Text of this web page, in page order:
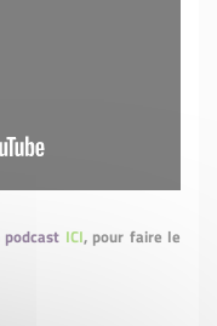
podcast ICI, pour faire le